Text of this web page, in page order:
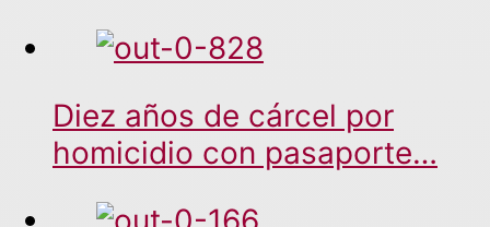
Diez años de cárcel por
homicidio con pasaporte…